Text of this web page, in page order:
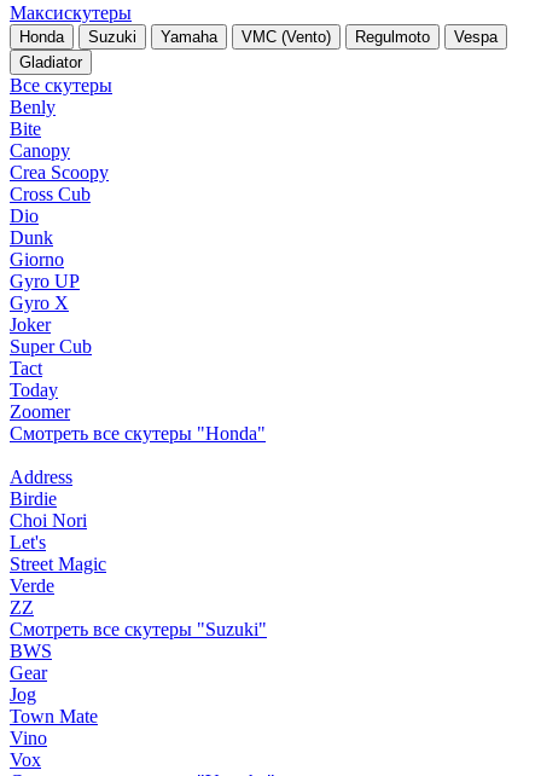
Максискутеры
Honda Suzuki Yamaha VMC (Vento) Regulmoto
Vespa
Gladiator
Все скутеры
Benly
Bite
Canopy
Crea Scoopy
Cross Cub
Dio
Dunk
Giorno
Gyro UP
Gyro X
Joker
Super Cub
Tact
Today
Zoomer
Смотреть все скутеры "Honda"
Address
Birdie
Choi Nori
Let's
Street Magic
Verde
ZZ
Смотреть все скутеры "Suzuki"
BWS
Gear
Jog
Town Mate
Vino
Vox